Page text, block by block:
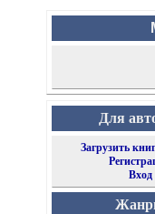
Для
Загрузить
Вход